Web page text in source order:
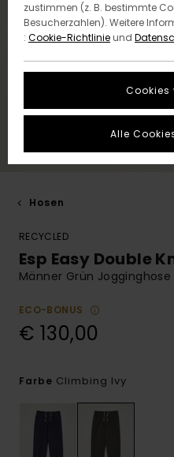
Hosen
RECYCLED
Esp Easy Double
Männer Grün Jogginghose
ECO-BONUS
€ 130,00
Farbe Climbing Ivy
zustimmen (z. B. bestimmte
Besucherzahlen). Weitere
: Cookie-Richtlinieund
Cookies
Alle